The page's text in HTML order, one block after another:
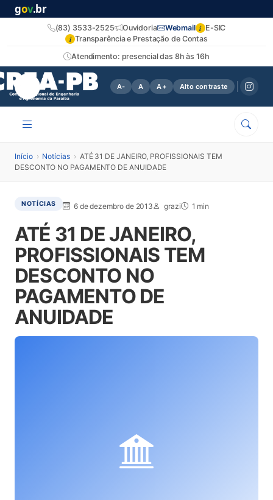
gov.br
Atendimento: presencial das 8h às 16h
(83) 3533-2525 Ouvidoria Webmail i E-SIC
i Transparência e Prestação de Contas
A- A A+ Alto contraste
Início › Notícias › ATÉ 31 DE JANEIRO, PROFISSIONAIS TEM
DESCONTO NO PAGAMENTO DE ANUIDADE
NOTÍCIAS 6 de dezembro de 2013 grazi 1 min
ATÉ 31 DE JANEIRO,
PROFISSIONAIS TEM
DESCONTO NO
PAGAMENTO DE
ANUIDADE